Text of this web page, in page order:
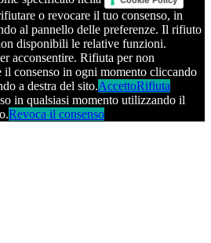
o revocare il tuo consenso, in
al pannello delle preferenze. Il rifiuto
disponibili le relative funzioni.
acconsentire. Rifiuta per non
il consenso in ogni momento cliccando
a destra del sito.AccettoRifiuta
in qualsiasi momento utilizzando il
Revoca il consenso